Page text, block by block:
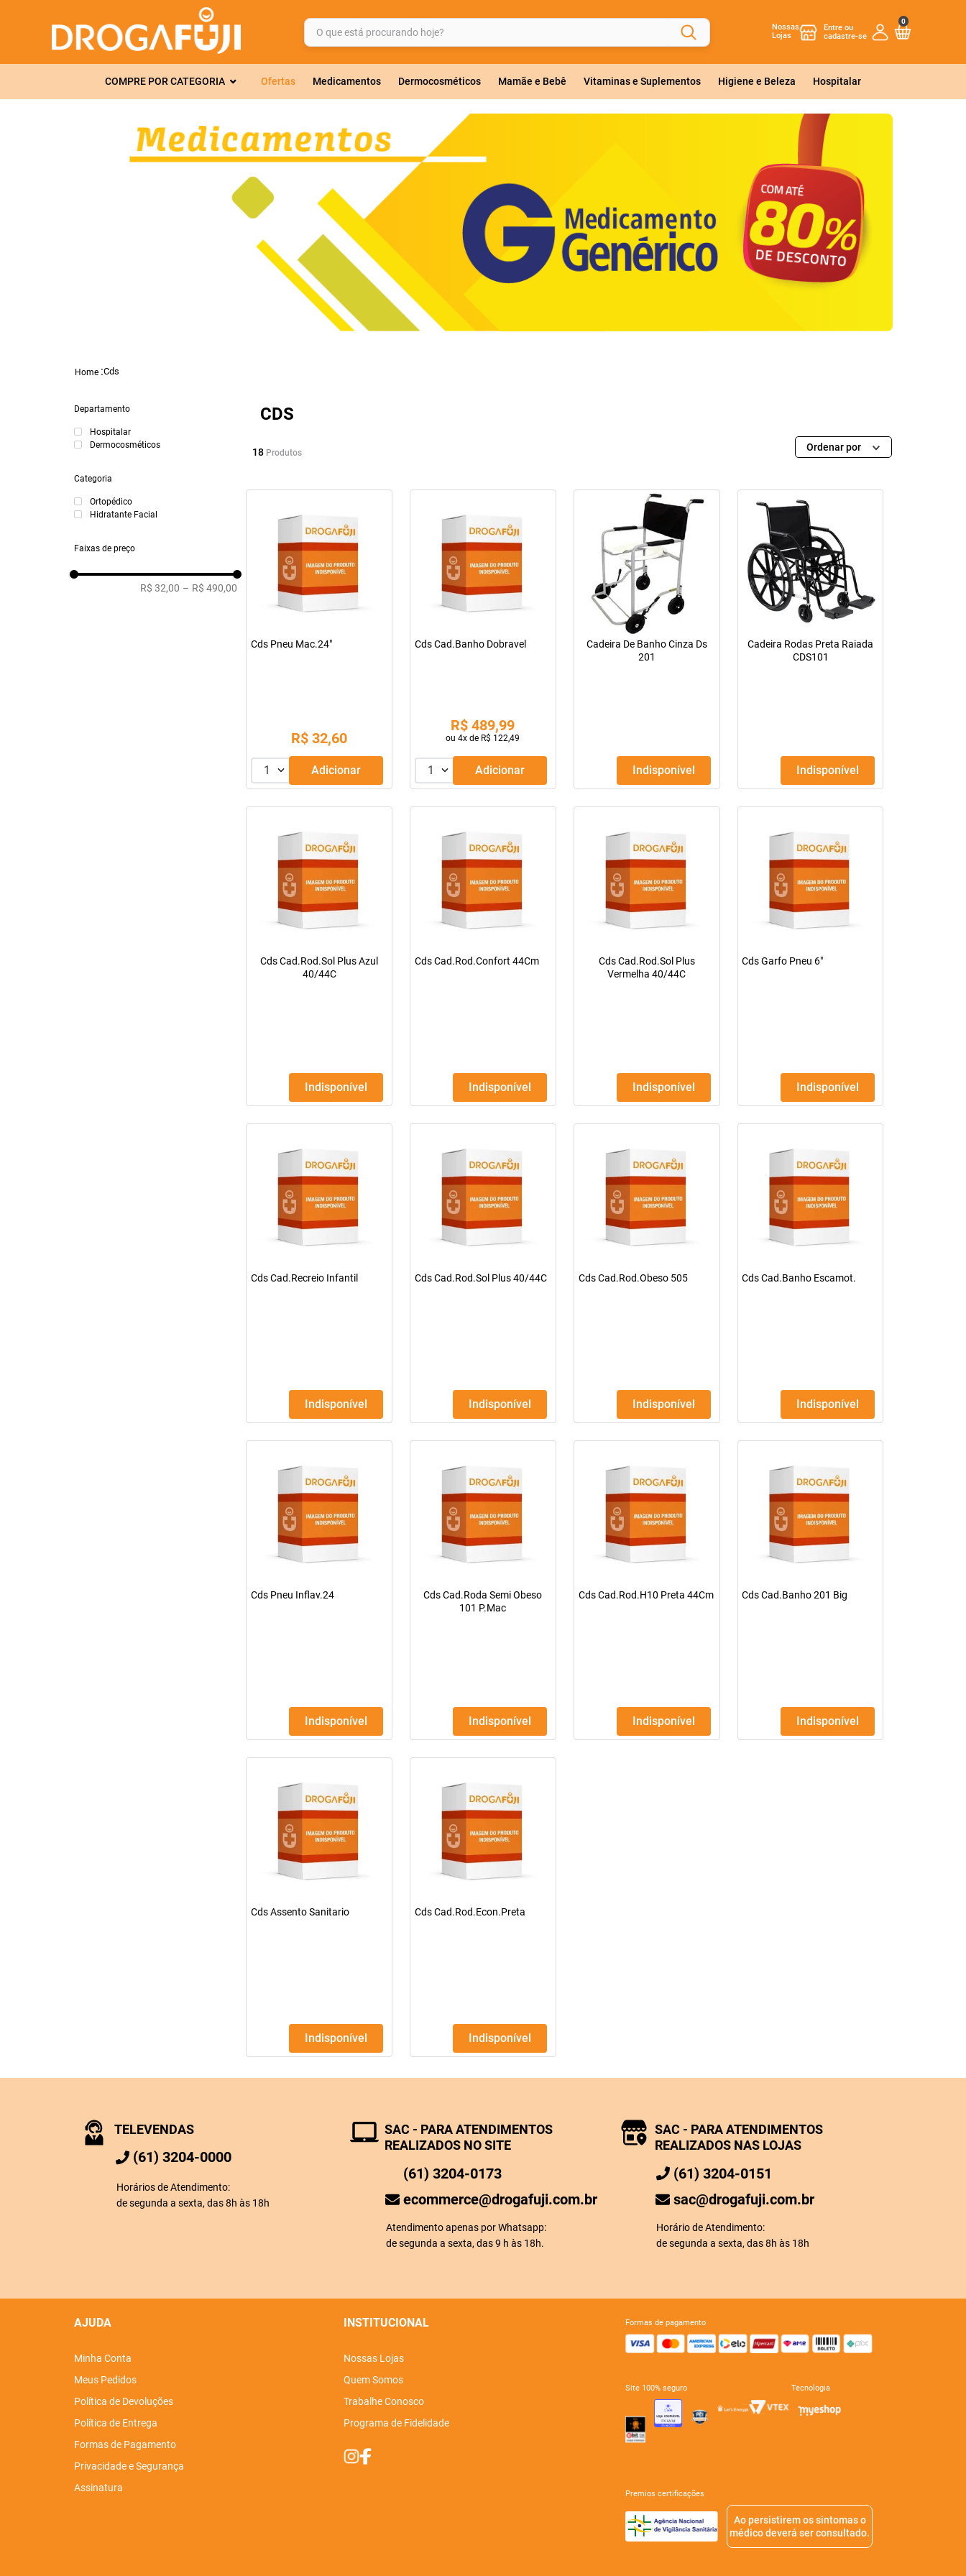
O que está procurando hoje?
Nossas
Lojas
0
COMPRE POR CATEGORIA Ofertas Medicamentos Dermocosméticos Mamãe e Bebê Vitaminas e Suplementos Higiene e Beleza Hospitalar
Cds
Departamento
Hospitalar
Dermocosméticos
Categoria
Ortopédico
Hidratante Facial
Faixas de preço
R$ 32,00 – R$ 490,00
CDS
18 Produtos Ordenar por
Cds Pneu Mac.24"
R$ 32,60
1 Adicionar
Cds Cad.Banho Dobravel
R$ 489,99
ou4x de R$ 122,49
1 Adicionar
Cadeira De Banho Cinza Ds
201
Indisponível
Cadeira Rodas Preta Raiada
CDS101
Indisponível
Cds Cad.Rod.Sol Plus Azul
40/44C
Indisponível
Cds Cad.Rod.Confort 44Cm
Indisponível
Cds Cad.Rod.Sol Plus
Vermelha 40/44C
Indisponível
Cds Garfo Pneu 6"
Indisponível
Cds Cad.Recreio Infantil
Indisponível
Cds Cad.Rod.Sol Plus 40/44C
Indisponível
Cds Cad.Rod.Obeso 505
Indisponível
Cds Cad.Banho Escamot.
Indisponível
Cds Pneu Inflav.24
Indisponível
Cds Cad.Roda Semi Obeso
101 P.Mac
Indisponível
Cds Cad.Rod.H10 Preta 44Cm
Indisponível
Cds Cad.Banho 201 Big
Indisponível
Cds Assento Sanitario
Indisponível
Cds Cad.Rod.Econ.Preta
Indisponível
TELEVENDAS
(61) 3204-0000
Horários de Atendimento:
de segunda a sexta, das 8h às 18h
SAC - PARA ATENDIMENTOS
REALIZADOS NO SITE
(61) 3204-0173
ecommerce@drogafuji.com.br
Atendimento apenas por Whatsapp:
de segunda a sexta, das 9 h às 18h.
SAC - PARA ATENDIMENTOS
REALIZADOS NAS LOJAS
(61) 3204-0151
sac@drogafuji.com.br
Horário de Atendimento:
de segunda a sexta, das 8h às 18h
AJUDA
Minha Conta
Meus Pedidos
Política de Devoluções
Política de Entrega
Formas de Pagamento
Privacidade e Segurança
Assinatura
INSTITUCIONAL
Nossas Lojas
Quem Somos
Trabalhe Conosco
Programa de Fidelidade
formas de pagamento
site 100% seguro tecnologia
premios certificações
Ao persistirem os sintomas o
médico deverá ser consultado.
TERMOS MAIS BUSCADOS
3º
mounjaro
4º
rosuvastatina 20mg
protetor solar
6º
dipirona
fraldas geriátricas
tadalafila
amoxicilina clavulanato